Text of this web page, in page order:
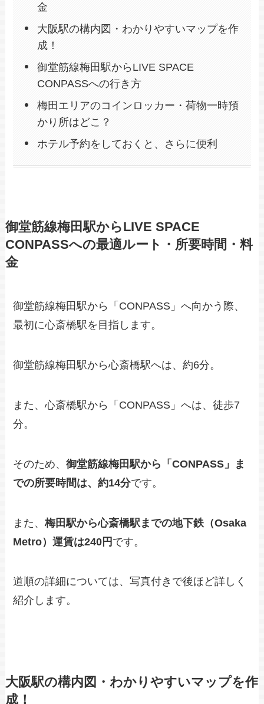
金
大阪駅の構内図・わかりやすいマップを作
成！
御堂筋線梅田駅からLIVE SPACE
CONPASSへの行き方
梅田エリアのコインロッカー・荷物一時預
かり所はどこ？
ホテル予約をしておくと、さらに便利
御堂筋線梅田駅からLIVE SPACE
CONPASSへの最適ルート・所要時間・料
金
御堂筋線梅田駅から「CONPASS」へ向かう際、
最初に心斎橋駅を目指します。
御堂筋線梅田駅から心斎橋駅へは、約6分。
また、心斎橋駅から「CONPASS」へは、徒歩7
分。
そのため、御堂筋線梅田駅から「CONPASS」ま
での所要時間は、約14分です。
また、梅田駅から心斎橋駅までの地下鉄（Osaka
Metro）運賃は240円 です。
道順の詳細については、写真付きで後ほど詳しく
紹介します。
大阪駅の構内図・わかりやすいマップを作
成！